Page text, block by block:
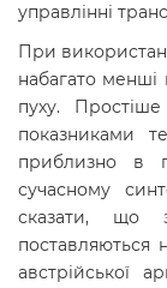
управлінні
При
набагато менші
пуху.
показниками
приблизно в
сучасному
сказати, що
поставляються
австрійської